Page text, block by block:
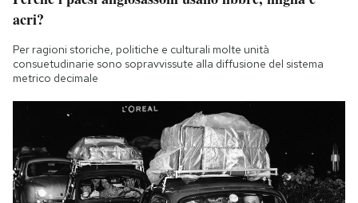
acri?
Per ragioni storiche, politiche e culturali molte unità
consuetudinarie sono sopravvissute alla diffusione del sistema
metrico decimale